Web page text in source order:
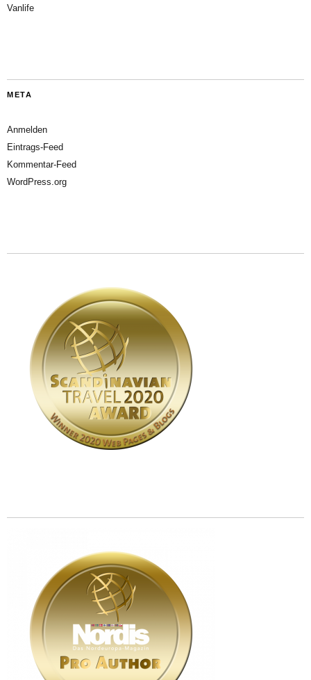
Vanlife
META
Anmelden
Eintrags-Feed
Kommentar-Feed
WordPress.org